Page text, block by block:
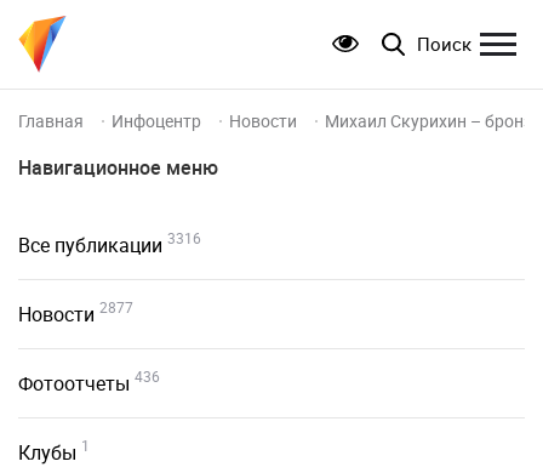
Поиск
Главная Инфоцентр Новости Михаил Скурихин –
Навигационное меню
Все публикации 3316
Новости 2877
Фотоотчеты 436
Клубы 1